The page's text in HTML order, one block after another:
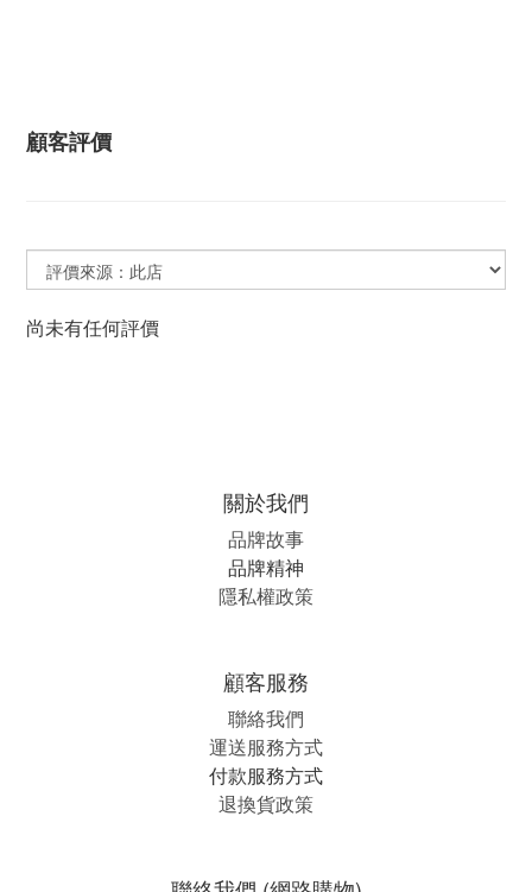
顧客評價
尚未有任何評價
關於我們
品牌故事
品牌精神
隱私權政策
顧客服務
聯絡我們
運送服務方式
付款服務方式
退換貨政策